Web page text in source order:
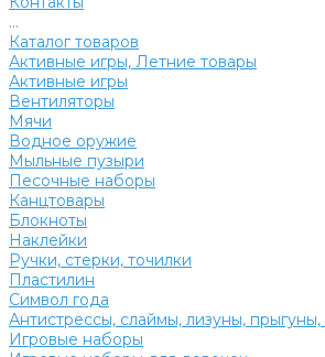
...
Каталог товаров
Активные игры, Летние товары
Активные игры
Вентиляторы
Мячи
Водное оружие
Мыльные пузыри
Песочные наборы
Канцтовары
Блокноты
Наклейки
Ручки, стерки, точилки
Пластилин
Символ года
Антистрессы, слаймы, лизуны,
Игровые наборы